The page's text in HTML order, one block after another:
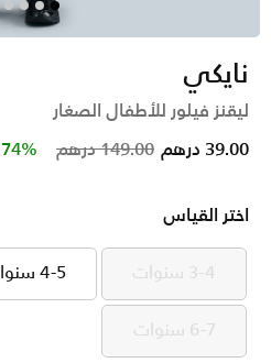
نايكي
ليقنز فيلور للأطفال الصغار
Price reduced from
149.00 درهم to 39.00 درهم 74% خصم
اختر القياس
3-4 سنوات 3-4 سنوات 4-5 سنوات 4-5 سنوات
6-7 سنوات 6-7 سنوات